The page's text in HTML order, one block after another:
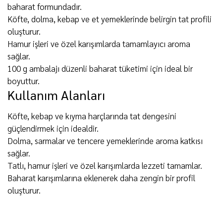
baharat formundadır.
Köfte, dolma, kebap ve et yemeklerinde belirgin tat profili
oluşturur.
Hamur işleri ve özel karışımlarda tamamlayıcı aroma
sağlar.
100 g ambalajı düzenli baharat tüketimi için ideal bir
boyuttur.
Kullanım Alanları
Köfte, kebap ve kıyma harçlarında tat dengesini
güçlendirmek için idealdir.
Dolma, sarmalar ve tencere yemeklerinde aroma katkısı
sağlar.
Tatlı, hamur işleri ve özel karışımlarda lezzeti tamamlar.
Baharat karışımlarına eklenerek daha zengin bir profil
oluşturur.